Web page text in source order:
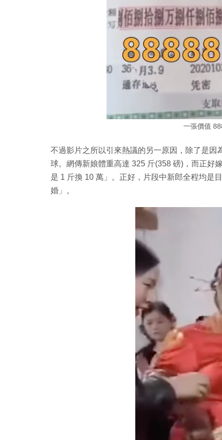
一張價值
不過影片之所以引來熱議的另一原因，除了是
球。網傳新娘體重高達 325 斤(358 磅)，而正好
是 1 斤換 10 萬」。正好，片段中新郎全程均是
婚」。